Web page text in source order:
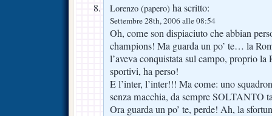
Lorenzo (papero) ha scritto:
Settembre 28th, 2006 alle 08:54
Oh, come son dispiaciuto che abbian
champions! Ma guarda un po’ te… la
l’aveva conquistata sul campo, proprio
sportivi, ha perso!
E l’inter, l’inter!!! Ma come: uno
senza macchia, da sempre SOLTANTO
Ora guarda un po’ te, perde! Ah, la